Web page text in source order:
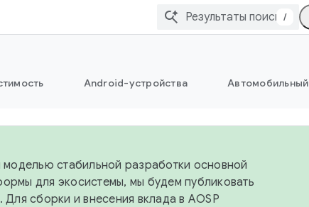
/
Android-устройства Автомобильный
моделью стабильной разработки основной
для экосистемы, мы будем публиковать
сборки и внесения вклада в AOSP